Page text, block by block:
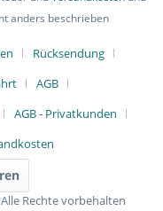
anders beschrieben
Rücksendung
AGB
AGB - Privatkunden
Rechte vorbehalten